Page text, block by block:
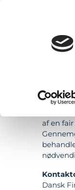
Tæl
af en
Dansk